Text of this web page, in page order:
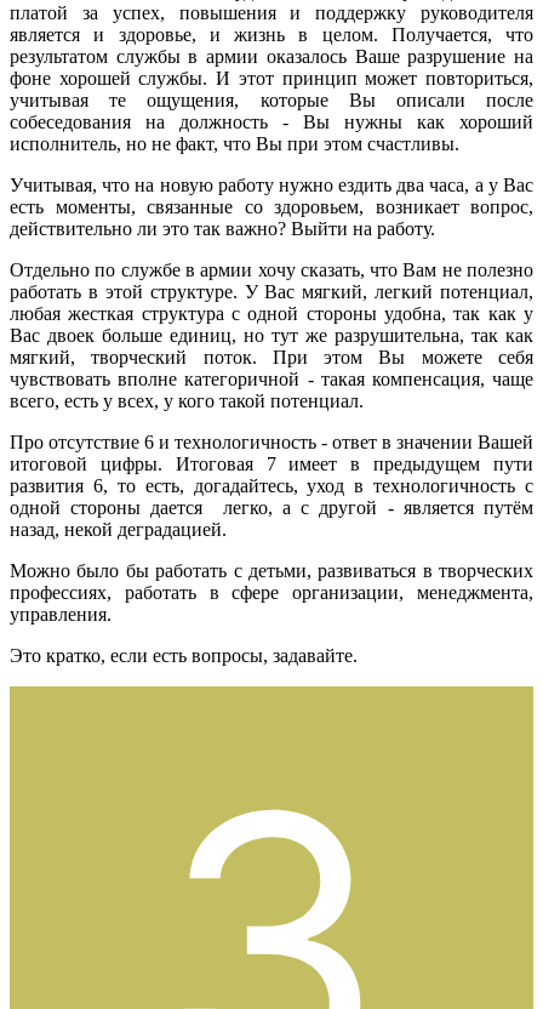
платой за успех, повышения и поддержку руководителя
является и здоровье, и жизнь в целом. Получается, что
результатом службы в армии оказалось Ваше разрушение на
фоне хорошей службы. И этот принцип может повториться,
учитывая те ощущения, которые Вы описали после
собеседования на должность - Вы нужны как хороший
исполнитель, но не факт, что Вы при этом счастливы.
Учитывая, что на новую работу нужно ездить два часа, а у Вас
есть моменты, связанные со здоровьем, возникает вопрос,
действительно ли это так важно? Выйти на работу.
Отдельно по службе в армии хочу сказать, что Вам не полезно
работать в этой структуре. У Вас мягкий, легкий потенциал,
любая жесткая структура с одной стороны удобна, так как у
Вас двоек больше единиц, но тут же разрушительна, так как
мягкий, творческий поток. При этом Вы можете себя
чувствовать вполне категоричной - такая компенсация, чаще
всего, есть у всех, у кого такой потенциал.
Про отсутствие 6 и технологичность - ответ в значении Вашей
итоговой цифры. Итоговая 7 имеет в предыдущем пути
развития 6, то есть, догадайтесь, уход в технологичность с
одной стороны дается легко, а с другой - является путём
назад, некой деградацией.
Можно было бы работать с детьми, развиваться в творческих
профессиях, работать в сфере организации, менеджмента,
управления.
Это кратко, если есть вопросы, задавайте.